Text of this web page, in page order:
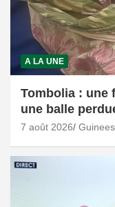
A LA UNE
Tombolia : une
une balle
7 août 2026